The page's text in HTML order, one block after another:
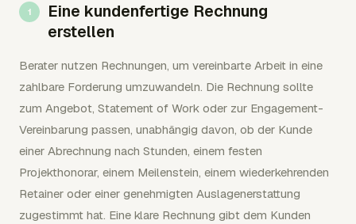
Eine kundenfertige Rechnung
erstellen
Berater nutzen Rechnungen, um vereinbarte Arbeit in eine
zahlbare Forderung umzuwandeln. Die Rechnung sollte
zum Angebot, Statement of Work oder zur Engagement-
Vereinbarung passen, unabhängig davon, ob der Kunde
einer Abrechnung nach Stunden, einem festen
Projekthonorar, einem Meilenstein, einem wiederkehrenden
Retainer oder einer genehmigten Auslagenerstattung
zugestimmt hat. Eine klare Rechnung gibt dem Kunden